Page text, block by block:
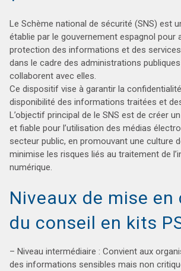
Le Schème national de sécurité (SNS) est
établie par le gouvernement espagnol pour
protection des informations et des
dans le cadre des administrations
collaborent avec elles.
Ce dispositif vise à garantir la
disponibilité des informations traitées et
L’objectif principal de le SNS est de créer
et fiable pour l’utilisation des médias
secteur public, en promouvant une culture
minimise les risques liés au traitement de
numérique.
Niveaux de mise
du conseil en kits
– Niveau intermédiaire : Convient aux
des informations sensibles mais non